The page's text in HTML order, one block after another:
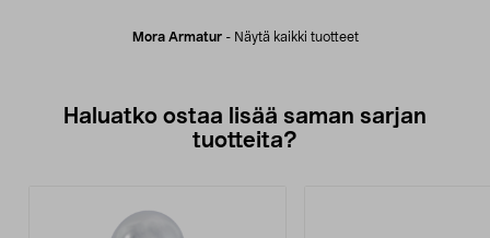
Mora Armatur- Näytä kaikki tuotteet
Haluatko ostaa lisää saman sarjan
tuotteita?